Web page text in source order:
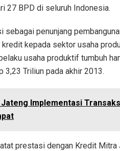
27 BPD di seluruh Indonesia.
sebagai penunjang
kepada sektor usaha
usaha produktif tumbuh
3,23 Triliun pada akhir 2013.
Jateng Implementasi
prestasi dengan Kredit